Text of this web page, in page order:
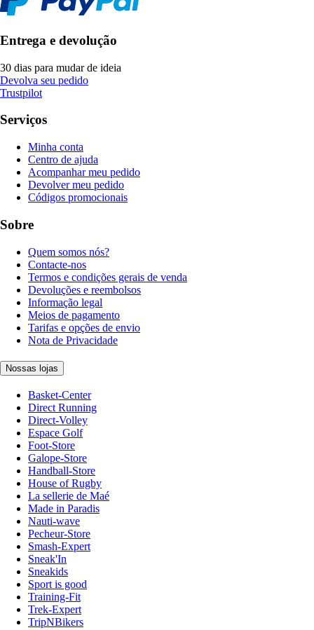
Entrega e devolução
30 dias para mudar de ideia
Devolva seu pedido
Trustpilot
Serviços
Minha conta
Centro de ajuda
Acompanhar meu pedido
Devolver meu pedido
Códigos promocionais
Sobre
Quem somos nós?
Contacte-nos
Termos e condições gerais de venda
Devoluções e reembolsos
Informação legal
Meios de pagamento
Tarifas e opções de envio
Nota de Privacidade
Nossas lojas
Basket-Center
Direct Running
Direct-Volley
Espace Golf
Foot-Store
Galope-Store
Handball-Store
House of Rugby
La sellerie de Maé
Made in Paradis
Nauti-wave
Pecheur-Store
Smash-Expert
Sneak'In
Sneakids
Sport is good
Training-Fit
Trek-Expert
TripNBikers